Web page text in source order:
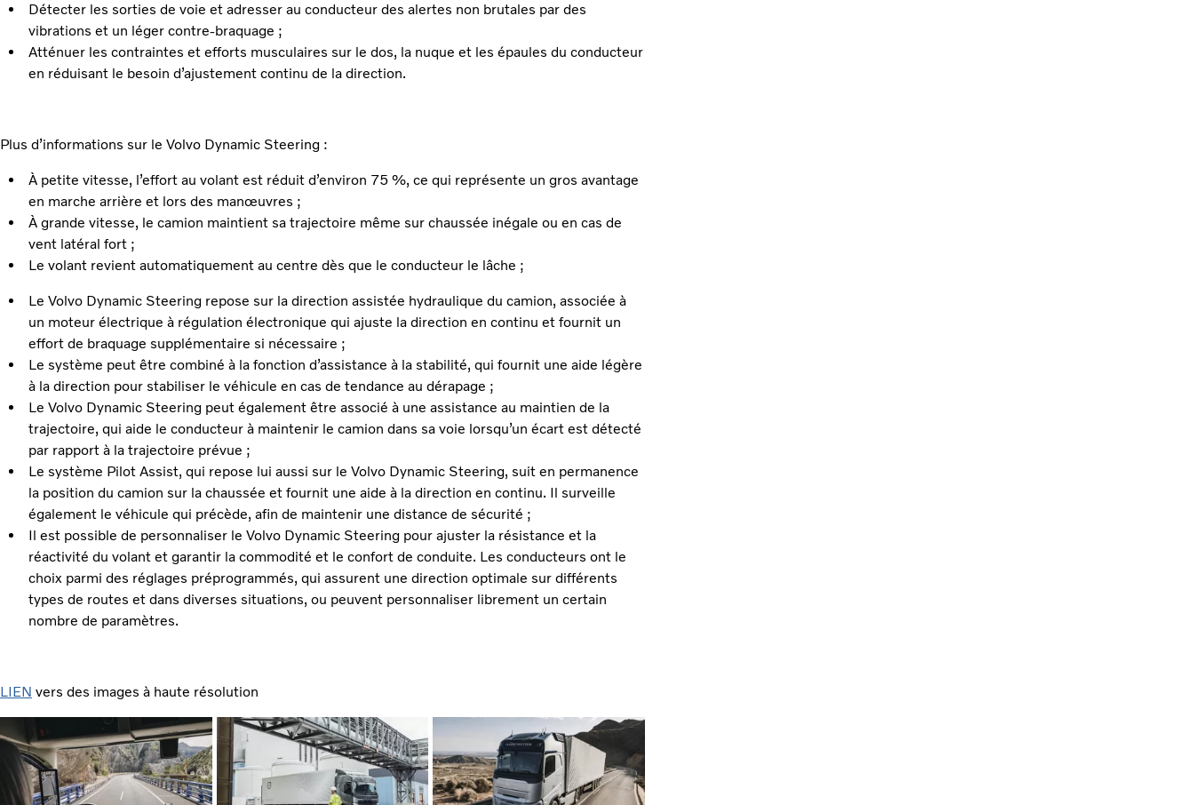
Détecter les sorties de voie et adresser au conducteur des alertes non brutales par des
vibrations et un léger contre-braquage ;
Atténuer les contraintes et efforts musculaires sur le dos, la nuque et les épaules du conducteur
en réduisant le besoin d’ajustement continu de la direction.
Plus d’informations sur le Volvo Dynamic Steering :
À petite vitesse, l’effort au volant est réduit d’environ 75 %, ce qui représente un gros avantage
en marche arrière et lors des manœuvres ;
À grande vitesse, le camion maintient sa trajectoire même sur chaussée inégale ou en cas de
vent latéral fort ;
Le volant revient automatiquement au centre dès que le conducteur le lâche ;
Le Volvo Dynamic Steering repose sur la direction assistée hydraulique du camion, associée à
un moteur électrique à régulation électronique qui ajuste la direction en continu et fournit un
effort de braquage supplémentaire si nécessaire ;
Le système peut être combiné à la fonction d’assistance à la stabilité, qui fournit une aide légère
à la direction pour stabiliser le véhicule en cas de tendance au dérapage ;
Le Volvo Dynamic Steering peut également être associé à une assistance au maintien de la
trajectoire, qui aide le conducteur à maintenir le camion dans sa voie lorsqu’un écart est détecté
par rapport à la trajectoire prévue ;
Le système Pilot Assist, qui repose lui aussi sur le Volvo Dynamic Steering, suit en permanence
la position du camion sur la chaussée et fournit une aide à la direction en continu. Il surveille
également le véhicule qui précède, afin de maintenir une distance de sécurité ;
Il est possible de personnaliser le Volvo Dynamic Steering pour ajuster la résistance et la
réactivité du volant et garantir la commodité et le confort de conduite. Les conducteurs ont le
choix parmi des réglages préprogrammés, qui assurent une direction optimale sur différents
types de routes et dans diverses situations, ou peuvent personnaliser librement un certain
nombre de paramètres.
LIEN vers des images à haute résolution